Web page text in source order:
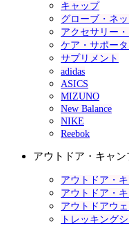
キャップ
グローブ・ネ
アクセサリー
ケア・サポー
サプリメント
adidas
ASICS
MIZUNO
New Balance
NIKE
Reebok
アウトドア・キャ
アウトドア・
アウトドア・
アウトドアウ
トレッキング